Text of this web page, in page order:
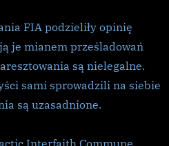
FIA podzieliły opinię
je mianem prześladowań
są nielegalne.
sami sprowadzili na siebie
są uzasadnione.
Interfaith Commune